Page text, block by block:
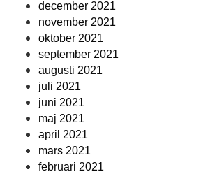
december 2021
november 2021
oktober 2021
september 2021
augusti 2021
juli 2021
juni 2021
maj 2021
april 2021
mars 2021
februari 2021